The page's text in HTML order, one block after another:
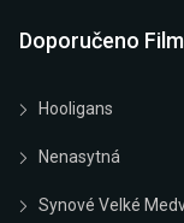
Doporučeno
Hooligans
Nenasytná
Synové Velké